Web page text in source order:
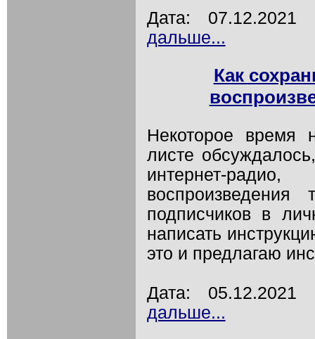
Дата:
дальше...
Как
Некоторое время
листе
интернет-
подписчиков в
написать
это и предлагаю
Дата:
дальше...